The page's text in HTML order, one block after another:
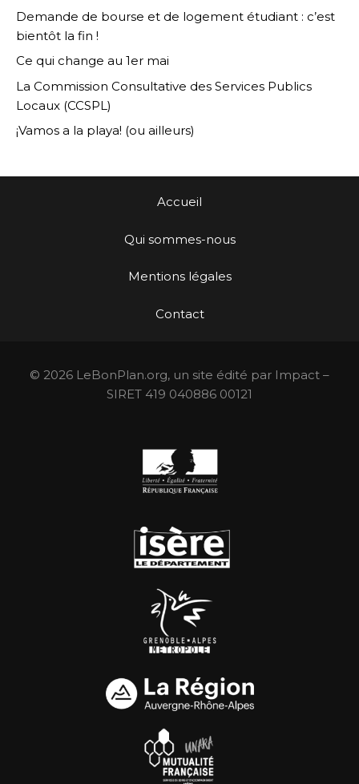
Demande de bourse et de logement étudiant : c’est
bientôt la fin !
Ce qui change au 1er mai
La Commission Consultative des Services Publics
Locaux (CCSPL)
¡Vamos a la playa! (ou ailleurs)
Accueil
Qui sommes-nous
Mentions légales
Contact
© 2026 LeBonPlan.org, un site édité par Impact –
SIRET 419 040886 00121